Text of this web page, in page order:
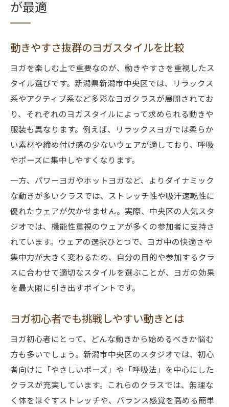
が最適
動きやすさ抜群のヨガスタイルを比較
ヨガを楽しむ上で重要なのが、動きやすさを重視したス
タイル選びです。新潟県新潟市中央区では、リラックス
系やアクティブ系など多彩なヨガクラスが展開されてお
り、それぞれのヨガスタイルによって求められる動きや
服装も異なります。例えば、リラックスヨガでは柔らか
い素材や締め付け感の少ないウェアが適しており、呼吸
やポーズに集中しやすくなります。
一方、パワーヨガやホットヨガなど、よりダイナミック
な動きが多いクラスでは、ストレッチ性や吸汗速乾性に
優れたウェアが欠かせません。実際、中央区の人気スタ
ジオでは、機能性重視のウェアが多くの参加者に支持さ
れています。ウェアの選択ひとつで、ヨガ中の快適さや
集中力が大きく変わるため、自分の目的や参加するクラ
スに合わせて適切なスタイルを選ぶことが、ヨガの効果
を最大限に引き出すポイントです。
ヨガ初心者でも挑戦しやすい動きとは
ヨガ初心者にとって、どんな動きから始めるべきか悩む
方も多いでしょう。新潟市中央区のスタジオでは、初心
者向けに「やさしいポーズ」や「呼吸法」を中心にした
クラスが充実しています。これらのクラスでは、無理な
く体をほぐすストレッチや、バランス感覚を高める簡単